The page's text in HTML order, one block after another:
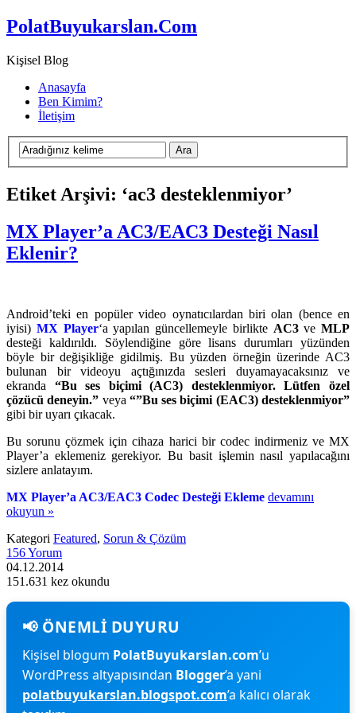
PolatBuyukarslan.Com
Kişisel Blog
Anasayfa
Ben Kimim?
İletişim
Etiket Arşivi: ‘ac3 desteklenmiyor’
MX Player’a AC3/EAC3 Desteği Nasıl
Eklenir?
Android’teki en popüler video oynatıcılardan biri olan (bence en
iyisi) MX Player‘a yapılan güncellemeyle birlikte AC3ve MLP
desteği kaldırıldı. Söylendiğine göre lisans durumları yüzünden
böyle bir değişikliğe gidilmiş. Bu yüzden örneğin üzerinde AC3
bulunan bir videoyu açtığınızda sesleri duyamayacaksınız ve
ekranda “Bu ses biçimi (AC3) desteklenmiyor. Lütfen özel
çözücü deneyin.” veya “”Bu ses biçimi (EAC3) desteklenmiyor”
gibi bir uyarı çıkacak.
Bu sorunu çözmek için cihaza harici bir codec indirmeniz ve MX
Player’a eklemeniz gerekiyor. Bu basit işlemin nasıl yapılacağını
sizlere anlatayım.
MX Player’a AC3/EAC3 Codec Desteği Ekleme devamını
okuyun »
Kategori Featured, Sorun & Çözüm
156 Yorum
04.12.2014
151.631 kez okundu
Kişisel blogum PolatBuyukarslan.com’u
WordPress altyapısından Blogger’a yani
polatbuyukarslan.blogspot.com’a kalıcı olarak